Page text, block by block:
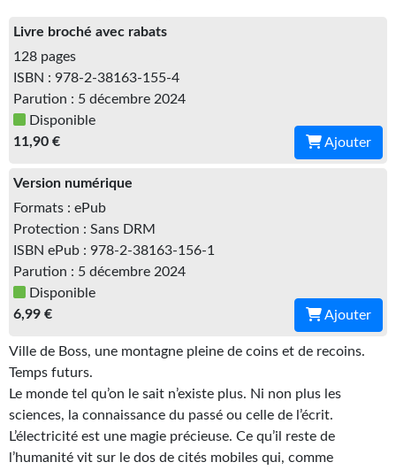
Yellow Submarine
NUMÉRIQUE
Nouvelles
Bifrost
Livres audio
Gratuit
Sans DRM
BIFROST
Tous les numéros
Livre broché avec rabats
128 pages
ISBN : 978-2-38163-155-4
Parution : 5 décembre 2024
Disponible
11,90 €
Ajouter
Version numérique
Formats : ePub
Protection : Sans DRM
ISBN ePub : 978-2-38163-156-1
Parution : 5 décembre 2024
Disponible
6,99 €
Ajouter
Ville de Boss, une montagne pleine de coins et de recoins.
Temps futurs.
Le monde tel qu’on le sait n’existe plus. Ni non plus les
sciences, la connaissance du passé ou celle de l’écrit.
L’électricité est une magie précieuse. Ce qu’il reste de
l’humanité vit sur le dos de cités mobiles qui, comme